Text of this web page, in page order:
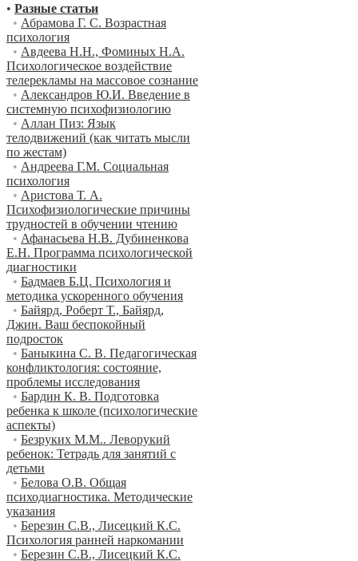
• Разные статьи
• Абрамова Г. С. Возрастная
психология
• Авдеева Н.Н., Фоминых Н.А.
Психологическое воздействие
телерекламы на массовое сознание
• Александров Ю.И. Введение в
системную психофизиологию
• Аллан Пиз: Язык
телодвижений (как читать мысли
по жестам)
• Андреева Г.М. Социальная
психология
• Аристова Т. А.
Психофизиологические причины
трудностей в обучении чтению
• Афанасьева Н.В. Дубиненкова
Е.Н. Программа психологической
диагностики
• Бадмаев Б.Ц. Психология и
методика ускоренного обучения
• Байярд, Роберт Т., Байярд,
Джин. Ваш беспокойный
подросток
• Баныкина С. В. Педагогическая
конфликтология: состояние,
проблемы исследования
• Бардин К. В. Подготовка
ребенка к школе (психологические
аспекты)
• Безруких М.М.. Леворукий
ребенок: Тетрадь для занятий с
детьми
• Белова О.В. Общая
психодиагностика. Методические
указания
• Березин С.В., Лисецкий К.С.
Психология ранней наркомании
• Березин С.В., Лисецкий К.С.